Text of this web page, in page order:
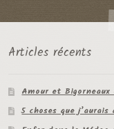
Articles récents
Amour et Bigorneaux
5 choses que